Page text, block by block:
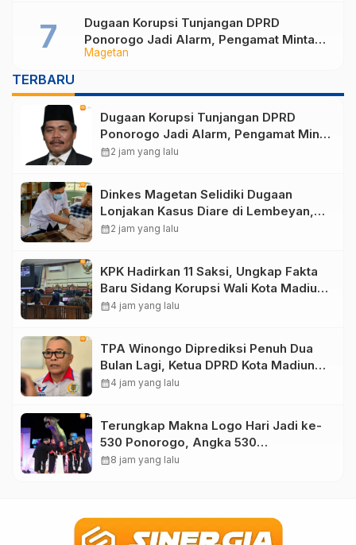
Magetan
Dugaan Korupsi Tunjangan DPRD
Ponorogo Jadi Alarm, Pengamat Minta
Magetan Perkuat Tata Kelola
TERBARU
Dugaan Korupsi Tunjangan DPRD
Ponorogo Jadi Alarm, Pengamat Minta
Magetan Perkuat Tata Kelola
calendar_month2 jam yang lalu
Dinkes Magetan Selidiki Dugaan
Lonjakan Kasus Diare di Lembeyan,
Lakukan Penyelidikan Epidemiologi
calendar_month2 jam yang lalu
KPK Hadirkan 11 Saksi, Ungkap Fakta
Baru Sidang Korupsi Wali Kota Madiun
Nonaktif Maidi
calendar_month4 jam yang lalu
TPA Winongo Diprediksi Penuh Dua
Bulan Lagi, Ketua DPRD Kota Madiun
Desak Pemkot Percepat Penanganan
calendar_month4 jam yang lalu
Terungkap Makna Logo Hari Jadi ke-
530 Ponorogo, Angka 530
Bertransformasi Jadi Sekar Kinanthi
calendar_month8 jam yang lalu